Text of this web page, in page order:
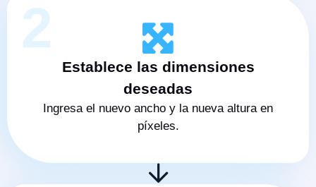
2
Establece las dimensiones
deseadas
Ingresa el nuevo ancho y la nueva altura en
píxeles.